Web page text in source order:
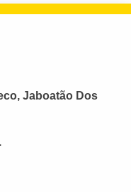
Jaboatão Dos